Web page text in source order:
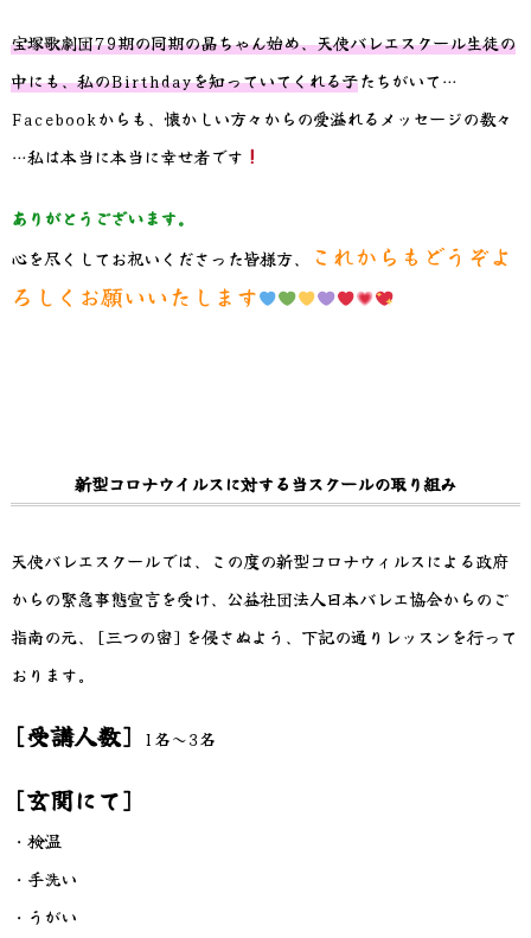
宝塚歌劇団79期の同期の晶ちゃん始め、天使バレエスクール生徒の
中にも、私のBirthdayを知っていてくれる子たちがいて…
Facebookからも、懐かしい方々からの愛溢れるメッセージの数々
…私は本当に本当に幸せ者です
ありがとうございます。
心を尽くしてお祝いくださった皆様方、
これからもどうぞよ
ろしくお願いいたします
新型コロナウイルスに対する当スクールの取り組み
天使バレエスクールでは、この度の新型コロナウィルスによる政府
からの緊急事態宣言を受け、公益社団法人日本バレエ協会からのご
指南の元、[三つの密]を侵さぬよう、下記の通りレッスンを行って
おります。
[受講人数] 1名～3名
[玄関にて]
・検温
・手洗い
・うがい